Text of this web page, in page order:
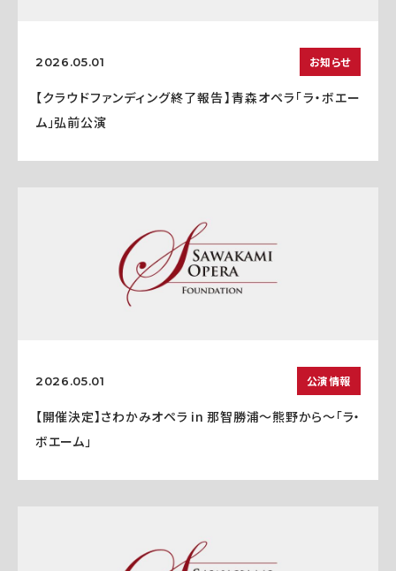
2026.05.01 お知らせ
【クラウドファンディング終了報告】青森オペラ「ラ・ボエー
ム」弘前公演
2026.05.01 公演情報
【開催決定】さわかみオペラ in 那智勝浦〜熊野から〜「ラ・
ボエーム」